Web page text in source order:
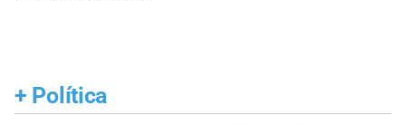
+ Política